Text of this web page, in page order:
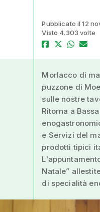
Pubblicato il 12
Visto 4.303 volte
Morlacco di
puzzone di
sulle nostre
Ritorna a
e Servizi del
prodotti tipici
Natale”
di specialità